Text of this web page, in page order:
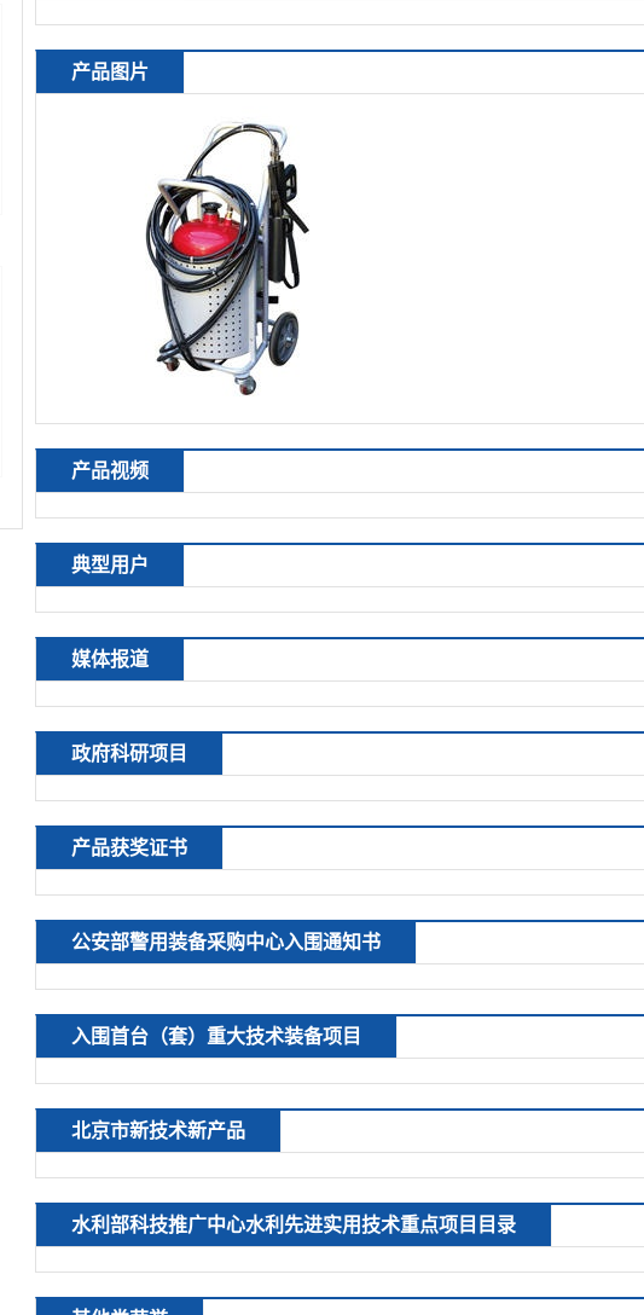
产品图片
产品视频
典型用户
媒体报道
政府科研项目
产品获奖证书
公安部警用装备采购中心入围通知书
入围首台（套）重大技术装备项目
北京市新技术新产品
水利部科技推广中心水利先进实用技术重点项目目录